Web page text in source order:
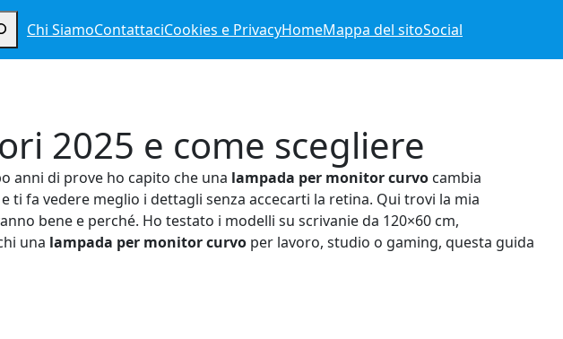
Chi SiamoContattaciCookies e PrivacyHomeMappa del sitoSocial
2025 e come scegliere
anni di prove ho capito che una lampada per monitor curvo cambia
ti fa vedere meglio i dettagli senza accecarti la retina. Qui trovi la mia
bene e perché. Ho testato i modelli su scrivanie da 120×60 cm,
una lampada per monitor curvo per lavoro, studio o gaming, questa guida